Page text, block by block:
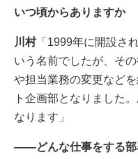
いつ頃からありますか
川村「1999年に開設さ
いう名前でしたが、そ
や担当業務の変更など
ト企画部となりました
なります」
――どんな仕事をする部